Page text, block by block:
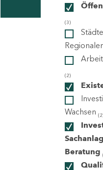
(3)
(2)
Wachsen
Beratung